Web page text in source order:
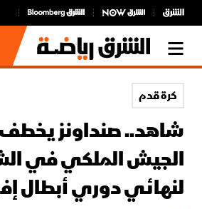
كرة قدم
شاهد.. صنداونز
الجيش الملكي في
لنهائي دوري أبطال